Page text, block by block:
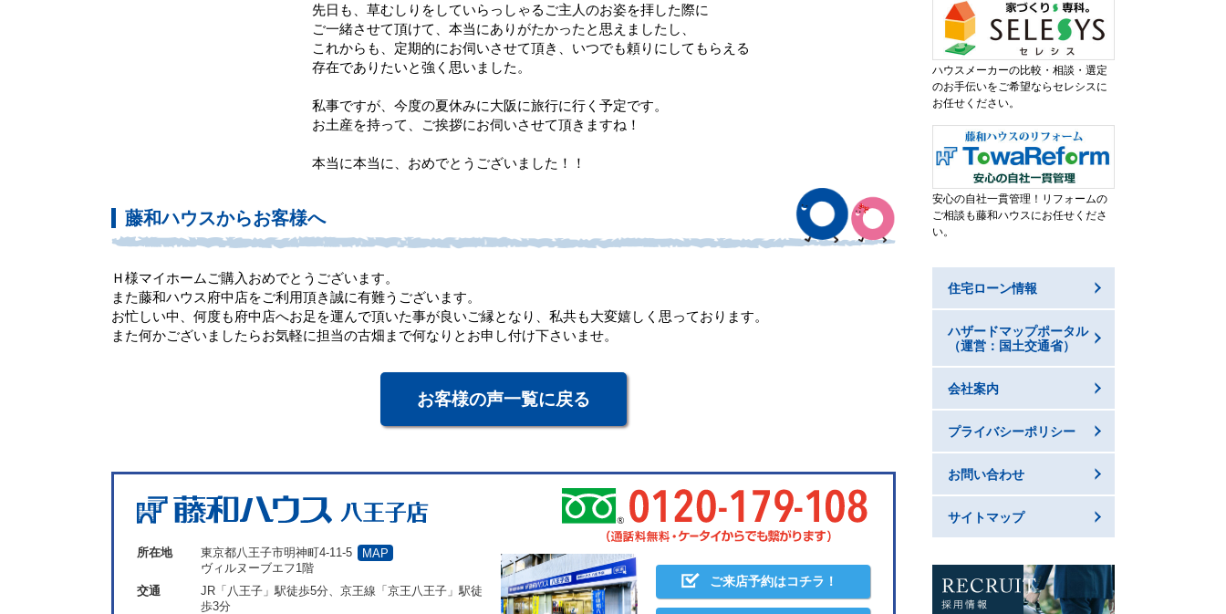
先日も、草むしりをしていらっしゃるご主人のお姿を拝した際に
ご一緒させて頂けて、本当にありがたかったと思えましたし、
これからも、定期的にお伺いさせて頂き、いつでも頼りにしてもらえる
存在でありたいと強く思いました。
私事ですが、今度の夏休みに大阪に旅行に行く予定です。
お土産を持って、ご挨拶にお伺いさせて頂きますね！
本当に本当に、おめでとうございました！！
藤和ハウスからお客様へ
Ｈ様マイホームご購入おめでとうございます。
また藤和ハウス府中店をご利用頂き誠に有難うございます。
お忙しい中、何度も府中店へお足を運んで頂いた事が良いご縁となり、私共も大変嬉しく思っております。
また何かございましたらお気軽に担当の古畑まで何なりとお申し付け下さいませ。
お客様の声一覧に戻る
所在地
東京都八王子市明神町4-11-5
ヴィルヌーブエフ1階
MAP
交通
JR「八王子」駅徒歩5分、京王線「京王八王子」駅徒
歩3分
ご来店予約はコチラ！
ハウスメーカーの比較・相談・選定
のお手伝いをご希望ならセレシスに
お任せください。
安心の自社一貫管理！リフォームの
ご相談も藤和ハウスにお任せくださ
い。
住宅ローン情報
ハザードマップポータル
（運営：国土交通省）
会社案内
プライバシーポリシー
お問い合わせ
サイトマップ